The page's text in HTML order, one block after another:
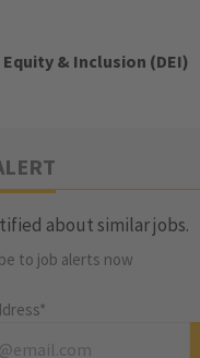
& Inclusion (DEI)
about similar jobs.
to job alerts now